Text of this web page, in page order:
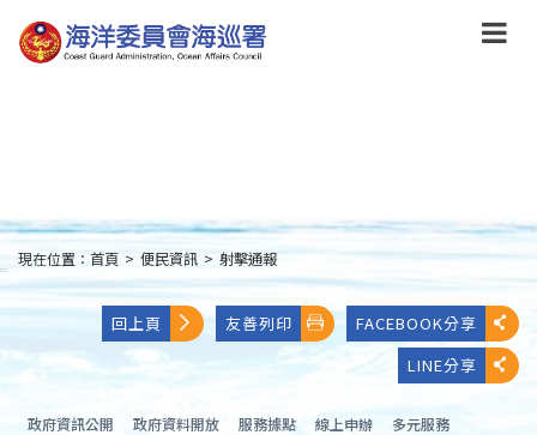
到
主
:::
現在位置： 首頁 > 便民資訊 > 射擊通報
回上頁 友善列印
FACEBOOK分享
LINE分享
政府資訊公開 政府資料開放 服務據點 線上申辦 多元服務